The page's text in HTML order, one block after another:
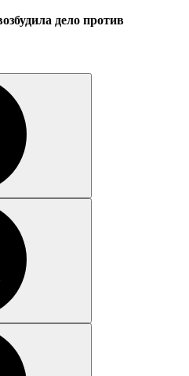
дело против